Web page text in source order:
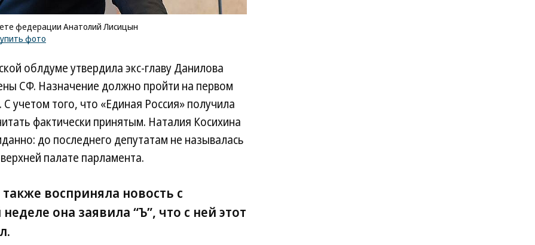
федерации Анатолий Лисицын
фото
облдуме утвердила экс-главу Данилова
СФ. Назначение должно пройти на первом
учетом того, что «Единая Россия» получила
фактически принятым. Наталия Косихина
до последнего депутатам не называлась
палате парламента.
восприняла новость с
она заявила “Ъ”, что с ней этот